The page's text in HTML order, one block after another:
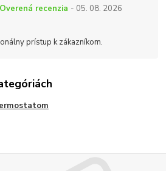
Overená recenzia - 05. 08. 2026
prístup k zákazníkom.